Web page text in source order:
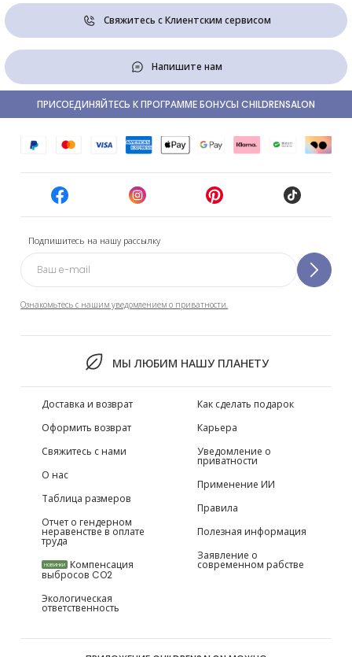
Свяжитесь с Клиентским сервисом
Напишите нам
Подпишитесь на нашу рассылку
Ознакомьтесь с нашим уведомлением о приватности.
МЫ ЛЮБИМ НАШУ ПЛАНЕТУ
ПРИСОЕДИНЯЙТЕСЬ К ПРОГРАММЕ БОНУСЫ CHILDRENSALON
Доставка и возврат
Оформить возврат
Свяжитесь с нами
О нас
Таблица размеров
Отчет о гендерном
неравенстве в оплате
труда
НОВИНКИ Компенсация
выбросов CO2
Экологическая
ответственность
Как сделать подарок
Карьера
Уведомление о
приватности
Применение ИИ
Правила
Полезная информация
Заявление о
современном рабстве